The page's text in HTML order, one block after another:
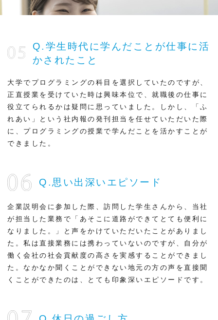
Q.学生時代に学んだことが仕事に活
かされたこと
大学でプログラミングの科目を選択していたのですが、
正直授業を受けていた時は興味本位で、就職後の仕事に
役立てられるかは疑問に思っていました。しかし、「ふ
れあい」という社内報の発刊担当を任せていただいた際
に、プログラミングの授業で学んだことを活かすことが
できました。
Q.思い出深いエピソード
企業説明会に参加した際、訪問した学生さんから、当社
が担当した業務で「あそこに道路ができてとても便利に
なりました。」と声をかけていただいたことがありまし
た。私は直接業務には携わっていないのですが、自分が
働く会社の社会貢献度の高さを実感することができまし
た。なかなか聞くことができない地元の方の声を直接聞
くことができたのは、とても印象深いエピソードです。